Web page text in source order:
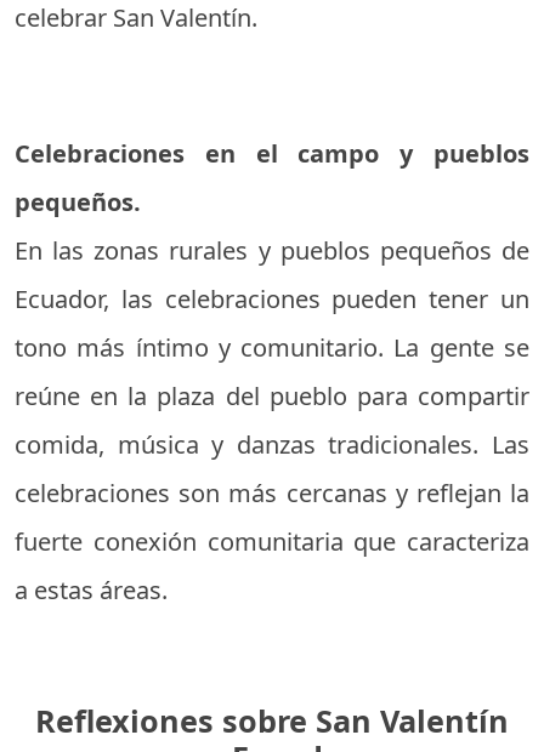
celebrar San Valentín.
Celebraciones en el campo y pueblos
pequeños.
En las zonas rurales y pueblos pequeños de
Ecuador, las celebraciones pueden tener un
tono más íntimo y comunitario. La gente se
reúne en la plaza del pueblo para compartir
comida, música y danzas tradicionales. Las
celebraciones son más cercanas y reflejan la
fuerte conexión comunitaria que caracteriza
a estas áreas.
Reflexiones sobre San Valentín